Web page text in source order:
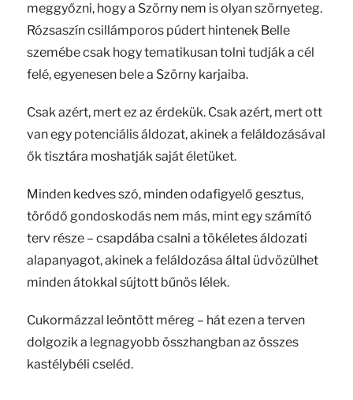
meggyőzni, hogy a Szörny nem is olyan szörnyeteg.
Rózsaszín csillámporos púdert hintenek Belle
szemébe csak hogy tematikusan tolni tudják a cél
felé, egyenesen bele a Szörny karjaiba.
Csak azért, mert ez az érdekük. Csak azért, mert ott
van egy potenciális áldozat, akinek a feláldozásával
ők tisztára moshatják saját életüket.
Minden kedves szó, minden odafigyelő gesztus,
törődő gondoskodás nem más, mint egy számító
terv része – csapdába csalni a tökéletes áldozati
alapanyagot, akinek a feláldozása által üdvözülhet
minden átokkal sújtott bűnös lélek.
Cukormázzal leöntött méreg – hát ezen a terven
dolgozik a legnagyobb összhangban az összes
kastélybéli cseléd.